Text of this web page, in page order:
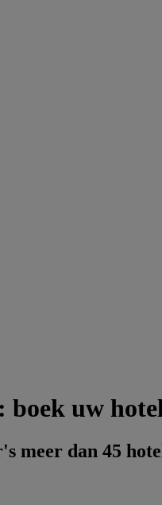
boek uw
meer dan 45